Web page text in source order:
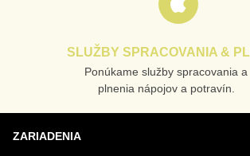
SLUŽBY SPRACOVANIA &
Ponúkame služby spracovania a
plnenia nápojov a potravín.
ZARIADENIA